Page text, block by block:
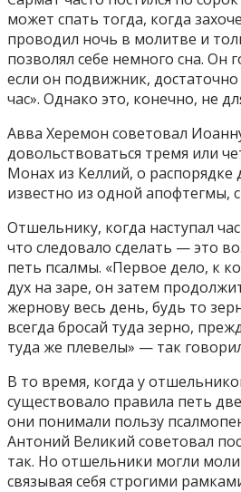
может спать тогда, когда
проводил ночь в молитве и
позволял себе немного сна. Он
если он подвижник, достаточно
час». Однако это, конечно, не
Авва Херемон советовал
довольствоваться тремя или
Монах из Келлий, о распорядке
известно из одной апофтегмы,
Отшельнику, когда наступал
что следовало сделать — это
петь псалмы. «Первое дело, к
дух на заре, он затем
жернову весь день, будь то
всегда бросай туда зерно,
туда же плевелы» — так
В то время, когда у
существовало правила петь
они понимали пользу
Антоний Великий советовал
так. Но отшельники могли
связывая себя строгими